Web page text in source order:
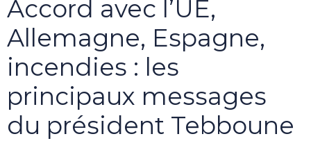
Accord avec l’UE,
Allemagne, Espagne,
incendies : les
principaux messages
du président Tebboune